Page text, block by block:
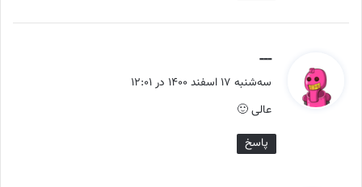
---
ف
:
سه‌شنبه ۱۷ اسفند ۱۴۰۰ در ۱۲:۰۱
عالی 🙂
پاسخ